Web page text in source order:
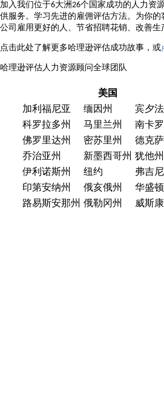
加入我们位于6大洲26个国家成功的人力资
供服务。学习先进的雇佣评估方法。为你
公司雇用更好的人、节省招聘花销、改善
点击此处了解更多哈理逊评估成功故事，或
哈理逊评估人力资源顾问全球团队
美国
加利福尼亚
缅因州
宾夕
科罗拉多州
马里兰州
南卡
佛罗里达州
密苏里州
德克
乔治亚州
新墨西哥州 犹他州
伊利诺斯州
纽约
弗吉
印第安纳州
俄亥俄州
华盛顿
路易斯安那州 俄勒冈州 威斯